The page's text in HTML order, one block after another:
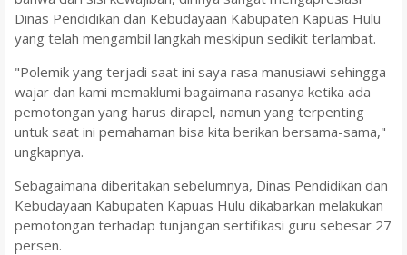
Dinas Pendidikan dan Kebudayaan Kabupaten Kapuas Hulu
yang telah mengambil langkah meskipun sedikit terlambat.
"Polemik yang terjadi saat ini saya rasa manusiawi sehingga
wajar dan kami memaklumi bagaimana rasanya ketika ada
pemotongan yang harus dirapel, namun yang terpenting
untuk saat ini pemahaman bisa kita berikan bersama-sama,"
ungkapnya.
Sebagaimana diberitakan sebelumnya, Dinas Pendidikan dan
Kebudayaan Kabupaten Kapuas Hulu dikabarkan melakukan
pemotongan terhadap tunjangan sertifikasi guru sebesar 27
persen.